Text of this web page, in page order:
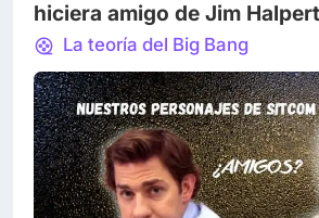
hiciera amigo de Jim
La teoría del Big Bang